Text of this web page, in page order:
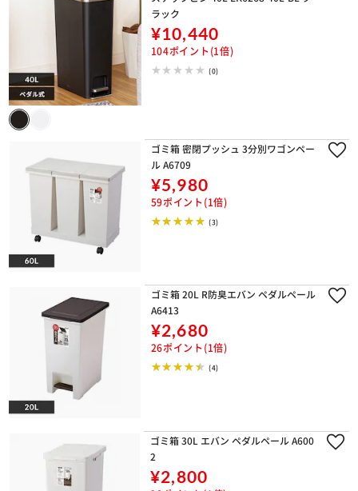
ラック
¥10,440
104ポイント(1倍)
(0)
ゴミ箱 密閉プッシュ 3分別ワゴンペー
ル A6709
¥5,980
59ポイント(1倍)
(3)
ゴミ箱 20L R防臭エバン ペダルペール
A6413
¥2,680
26ポイント(1倍)
(4)
ゴミ箱 30L エバン ペダルペール A600
2
¥2,800